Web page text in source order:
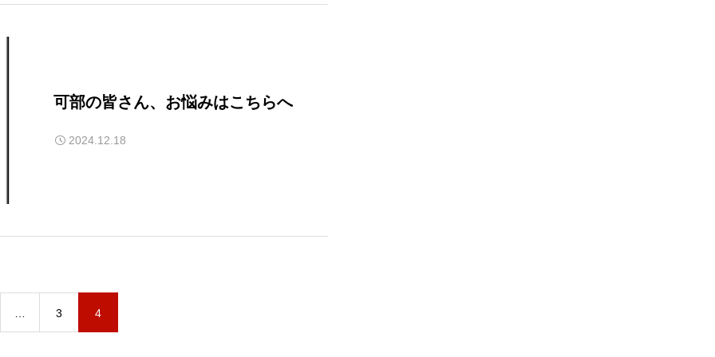
可部の皆さん、お悩みはこちらへ
2024.12.18
3 4